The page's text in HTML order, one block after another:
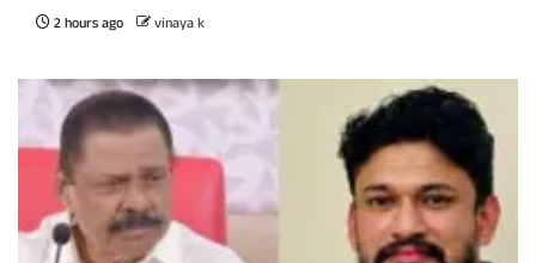
2 hours ago vinaya k